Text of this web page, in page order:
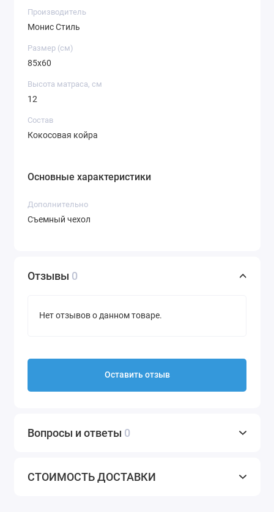
Производитель
Монис Стиль
Размер (см)
85х60
Высота матраса, см
12
Состав
Кокосовая койра
Основные характеристики
Дополнительно
Съемный чехол
Отзывы 0
Нет отзывов о данном товаре.
Оставить отзыв
Вопросы и ответы 0
СТОИМОСТЬ ДОСТАВКИ